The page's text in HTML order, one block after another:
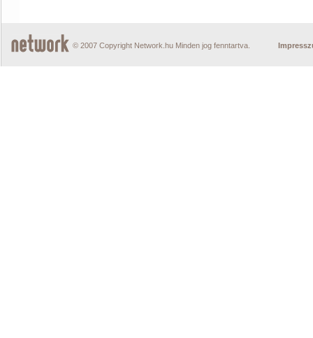
© 2007 Copyright Network.hu Minden jog fenntartva.